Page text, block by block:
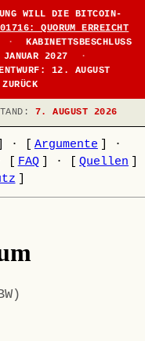
WILL DIE BITCOIN-
QUORUM ERREICHT
·
KABINETTSBESCHLUSS
2027
·
12. AUGUST
7. AUGUST 2026
· Argumente
·
FAQ · Quellen